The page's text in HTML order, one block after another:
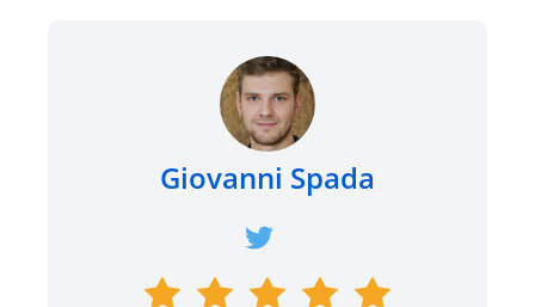
Giovanni Spada